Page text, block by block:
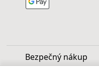
Bezpečný nákup